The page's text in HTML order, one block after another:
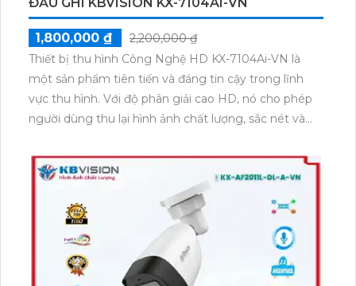
1,800,000 ₫
2,200,000 ₫
Thiết bị thu hình Công Nghệ HD KX-7104Ai-VN là
một sản phẩm tiên tiến và đáng tin cậy trong lĩnh
vực thu hình. Với độ phân giải cao HD, nó cho phép
người dùng thu lại hình ảnh chất lượng, sắc nét và
tiến AI-VN, giúp phát hiện và nhận dạng các đối
tượng một cách chính xác, từ đó tăng cường sự an
ninh và giám sát hiệu quả. Thiết bị thu hình KX-
7104Ai-VN còn hỗ trợ kết nối mạng IP, giúp người
dùng dễ dàng quan sát và điều khiển từ xa thông qua
máy tính hoặc điện thoại di động. Với thiết kế nhỏ
gọn, dễ lắp đặt, sản phẩm này là lựa chọn lý tưởng